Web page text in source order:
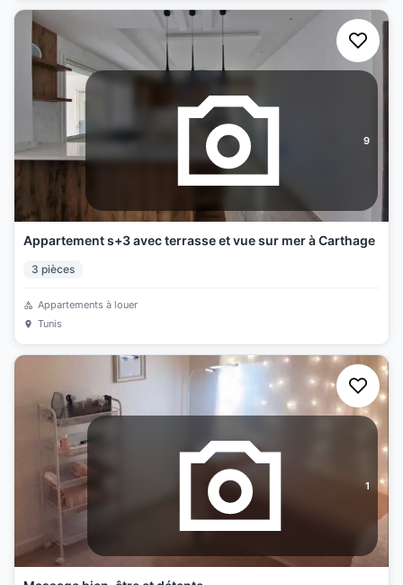
9
Appartement s+3 avec terrasse et vue sur mer à Carthage
3 pièces
Appartements à louer
Tunis
1